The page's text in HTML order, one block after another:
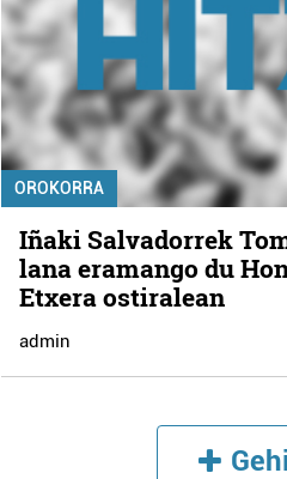
OROKORRA
Iñaki Salvadorrek
lana eramango du
Etxera ostiralean
admin